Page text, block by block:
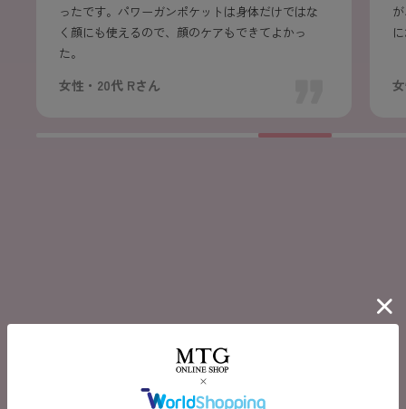
が、毎日使い続けてしっかりケアすることで、気
にならなくなってきました。
女性・50代 Rさん
メーカー保証期間を
1年延⻑！
＼パワーガンシリーズに対応したコンテンツ